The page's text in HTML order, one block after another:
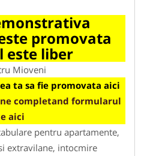
promovata
este liber
Mioveni
ta sa fie promovata aici
completand formularul
aici
pentru apartamente,
extravilane, intocmire